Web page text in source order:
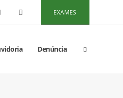
EXAMES
Denúncia